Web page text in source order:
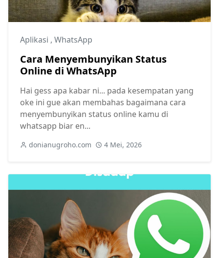
Aplikasi , WhatsApp
Cara Menyembunyikan Status
Online di WhatsApp
Hai gess apa kabar ni... pada kesempatan yang
oke ini gue akan membahas bagaimana cara
menyembunyikan status online kamu di
whatsapp biar en...
donianugroho.com 4 Mei, 2026